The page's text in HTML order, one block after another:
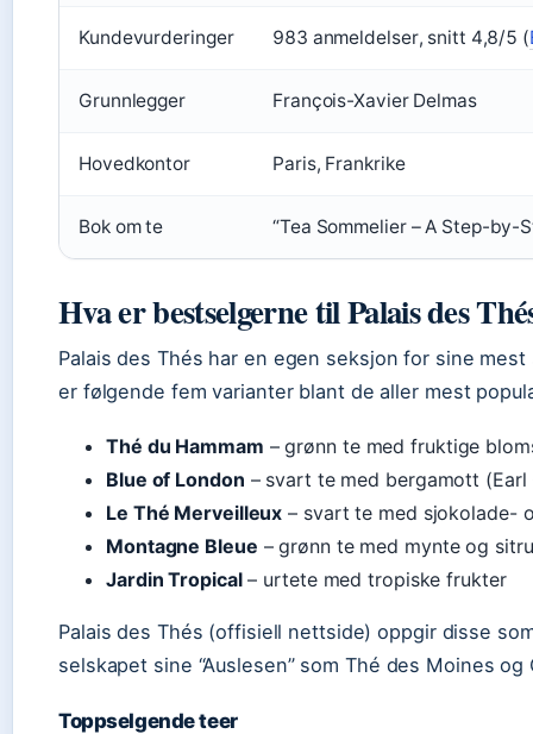
Kundevurderinger 983 anmeldelser, snitt 4,8/5 (
Grunnlegger François-Xavier Delmas
Hovedkontor Paris, Frankrike
Bok om te “Tea Sommelier – A Step-by-
Hva er bestselgerne til Palais des
Palais des Thés har en egen seksjon for sine
er følgende fem varianter blant de aller mest
Thé du Hammam – grønn te med fruktige
Blue of London – svart te med bergamott (Earl
Le Thé Merveilleux – svart te med sjokolade-
Montagne Bleue – grønn te med mynte og
Jardin Tropical– urtete med tropiske frukter
Palais des Thés (offisiell nettside) oppgir disse
selskapet sine “Auslesen” som Thé des Moines og
Toppselgende teer